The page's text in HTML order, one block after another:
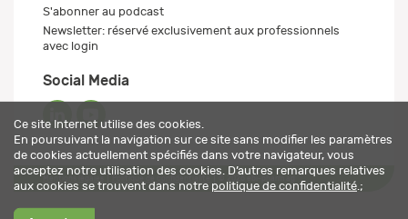
S'abonner au podcast
Newsletter: réservé exclusivement aux professionnels
avec login
Social Media
Ce site Internet utilise des cookies.
En poursuivant la navigation sur ce site sans modifier les paramètres
de cookies actuellement spécifiés dans votre navigateur, vous
acceptez notre utilisation des cookies. D’autres remarques relatives
aux cookies se trouvent dans notre politique de confidentialité .;